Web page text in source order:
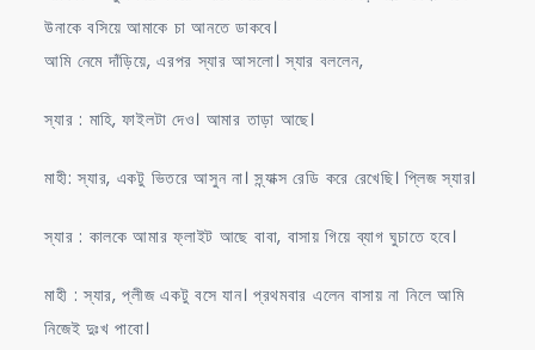
উনাকে বসিয়ে আমাকে চা আনতে ডাকবে।
আমি নেমে দাঁড়িয়ে, এরপর স্যার আসলো। স্যার বললেন,
স্যার : মাহি, ফাইলটা দেও। আমার তাড়া আছে।
মাহী: স্যার, একটু ভিতরে আসুন না। স্ন্যাক্স রেডি করে রেখেছি। প্লিজ স্যার।
স্যার : কালকে আমার ফ্লাইট আছে বাবা, বাসায় গিয়ে ব্যাগ ঘুচাতে হবে।
মাহী : স্যার, প্লীজ একটু বসে যান। প্রথমবার এলেন বাসায় না নিলে আমি
নিজেই দুঃখ পাবো।